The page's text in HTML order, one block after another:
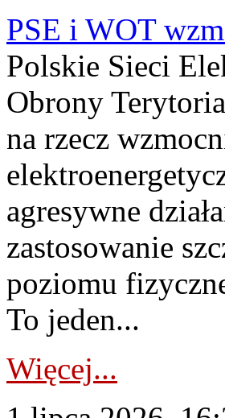
PSE i WOT
Polskie Sieci
Obrony
na rzecz
agresywne
zastosowanie
poziomu
To jeden...
Więcej...